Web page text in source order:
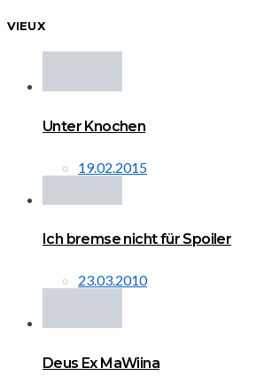
VIEUX
Unter Knochen
19.02.2015
Ich bremse nicht für Spoiler
23.03.2010
Deus Ex MaWiina